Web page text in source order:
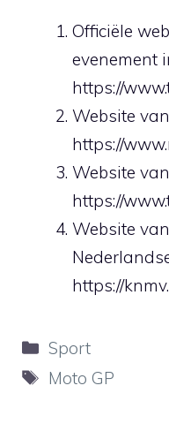
Officiële
evenement
https://
Website
https://
Website
https://
Website
https://
Categorieën
Sport
Tags
Moto GP